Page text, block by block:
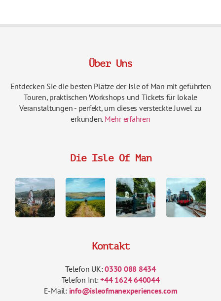
Über Uns
Entdecken Sie die besten Plätze der Isle of Man mit geführten
Touren, praktischen Workshops und Tickets für lokale
Veranstaltungen - perfekt, um dieses versteckte Juwel zu
erkunden. Mehr erfahren
Die Isle Of Man
Kontakt
Telefon UK:0330 088 8434
Telefon Int:+44 1624 640044
E-Mail: info@isleofmanexperiences.com